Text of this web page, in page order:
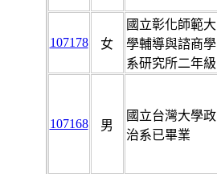
107178 女
國立彰化師範大
學輔導與諮商學
系研究所二年級
107168 男
國立台灣大學政
治系已畢業